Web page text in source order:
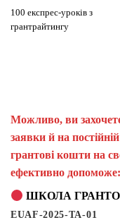
100 експрес-уроків з
грантрайтингу
Можливо, ви
заявки й на
грантові кошти на
ефективно допоможе:
ШКОЛА
EUAF-2025-TA-01